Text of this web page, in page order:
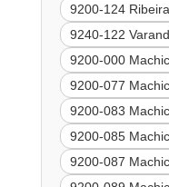
9200-124
9240-122
9200-000
9200-077
9200-083
9200-085
9200-087